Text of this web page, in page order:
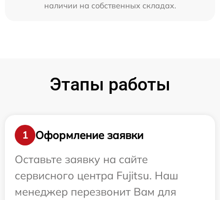
наличии на собственных складах.
Этапы работы
1
Оформление заявки
Оставьте заявку на сайте
сервисного центра Fujitsu. Наш
менеджер перезвонит Вам для